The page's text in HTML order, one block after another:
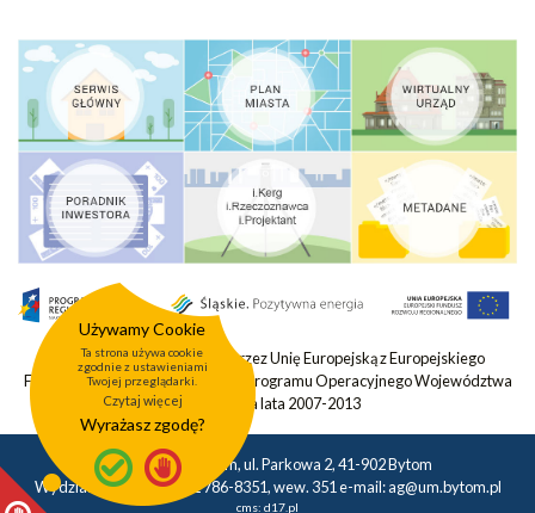
Projekt współfinansowany przez Unię Europejską z Europejskiego
Funduszu Rozwoju Regionalnego Programu Operacyjnego Województwa
Śląskiego na lata 2007-2013
Urząd Miasta Bytom, ul. Parkowa 2, 41-902 Bytom
Wydział Geodezji tel.: 32 786-8351, wew. 351 e-mail:ag@um.bytom.pl
cms: d17.pl
Używamy Cookie
Ta strona używa cookie
zgodnie z ustawieniami
Twojej przeglądarki.
Czytaj więcej
Wyrażasz zgodę?